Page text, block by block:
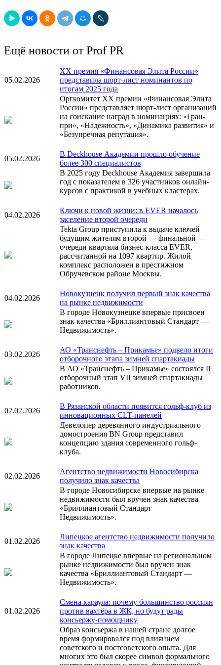
Ещё новости от Prof PR
05.02.2026
XX премия «Финансовая Элита России»
представила шорт-лист номинантов по
итогам 2025 года
Оргкомитет XX премии «Финансовая Элита
России» представляет шорт-лист организаций
на соискание наград в номинациях: «Гран-
при», «Надежность», «Динамика развития» и
«Безупречная репутация».
05.02.2026
В Deckhouse Академии прошло обучение
более 300 специалистов
В 2025 году Deckhouse Академия завершила
год с показателем в 326 участников онлайн-
курсов с практикой в учебных кластерах.
04.02.2026
Ключи к новой жизни: в EVER началось
заселение второй очереди
Tekta Group приступила к выдаче ключей
будущим жителям второй — финальной —
очереди квартала бизнес-класса EVER,
рассчитанной на 1097 квартир. Жилой
комплекс расположен в престижном
Обручевском районе Москвы.
04.02.2026
Новокузнецк получил первый знак качества
на рынке недвижимости
В городе Новокузнецке впервые присвоен
знак качества «Бриллиантовый Стандарт —
Недвижимость».
03.02.2026
АО «Транснефть – Прикамье» подвело итоги
отборочного этапа зимней спартакиады
В АО «Транснефть – Прикамье» состоялся II
отборочный этап VII зимней спартакиады
работников.
02.02.2026
В Рязанской области появится гольф-клуб из
инновационных CLT-панелей
Девелопер деревянного индустриального
домостроения BN Group представил
концепцию здания современного гольф-
клуба.
02.02.2026
Агентство недвижимости Новосибирска
получило знак качества
В городе Новосибирске впервые на рынке
недвижимости был вручен знак качества
«Бриллиантовый Стандарт —
Недвижимость».
01.02.2026
Липецкое агентство недвижимости получило
знак качества
В городе Липецке впервые на региональном
рынке недвижимости был вручен знак
качества «Бриллиантовый Стандарт —
Недвижимость».
01.02.2026
Смена караула: почему большинство россиян
против вахтёра в ЖК, но будут рады
консьержу-помощнику
Образ консьержа в нашей стране долгое
время формировался под влиянием
советского и постсоветского опыта. Для
многих это был скорее символ формального